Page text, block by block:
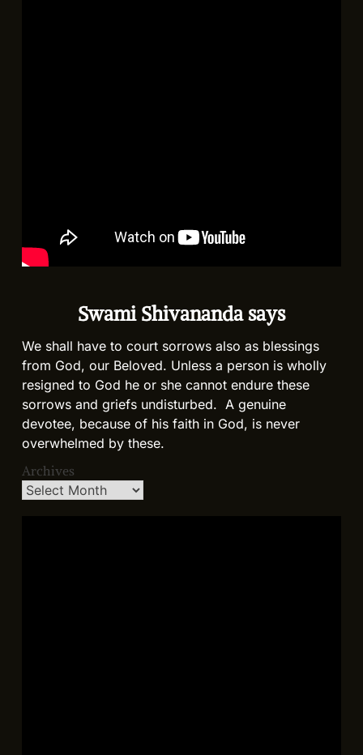
Swami Shivananda says
We shall have to court sorrows also as blessings
from God, our Beloved. Unless a person is wholly
resigned to God he or she cannot endure these
sorrows and griefs undisturbed. A genuine
devotee, because of his faith in God, is never
overwhelmed by these.
Archives